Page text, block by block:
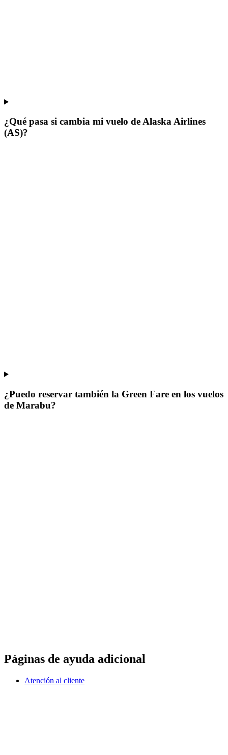
¿Qué pasa si cambia mi vuelo de Alaska Airlines
(AS)?
¿Puedo reservar también la Green Fare en los vuelos
de Marabu?
Páginas de ayuda adicional
Atención al cliente